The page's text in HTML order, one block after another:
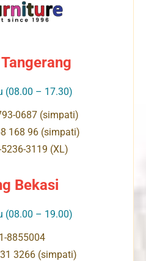
(08.00 – 17.30)
0687 (simpati)
168 96 (simpati)
3119 (XL)
Bekasi
(08.00 – 19.00)
8855004
3266 (simpati)